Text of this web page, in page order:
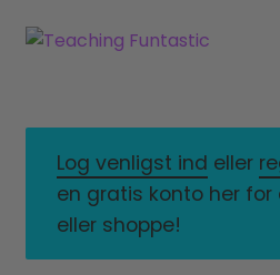
Spring
Spring
GRATISMATERIALE
BUTIK
Log venligst ind eller
en gratis konto her
eller shoppe!